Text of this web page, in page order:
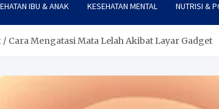
IBU & ANAK KESEHATAN MENTAL NUTRISI &
Cara Mengatasi Mata Lelah Akibat Layar Gadget